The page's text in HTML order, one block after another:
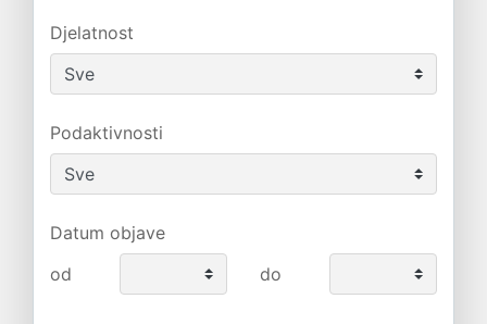
Djelatnost
Podaktivnosti
Datum objave
od
do